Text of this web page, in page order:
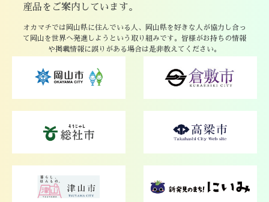
産品をご案内しています。
オカマチでは岡山県に住んでいる人、岡山県を好きな人が協力し合っ
て岡山を世界へ発進しようという取り組みです。皆様がお持ちの情報
や掲載情報に誤りがある場合は是非教えてください。